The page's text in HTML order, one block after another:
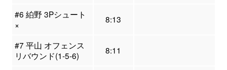
#6 絈野 3Pシュート
×
8:13
#7 平山 オフェンス
リバウンド(1-5-6)
8:11